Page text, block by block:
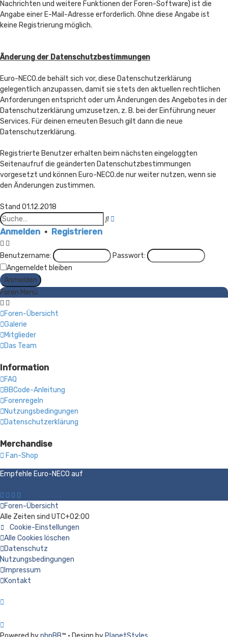
Nachrichten und weitere Funktionen der Foren-Software) ist die
Angabe einer E-Mail-Adresse erforderlich. Ohne diese Angabe ist
keine Registrierung möglich.
Änderung der Datenschutzbestimmungen
Euro-NECO.de behält sich vor, diese Datenschutzerklärung
gelegentlich anzupassen, damit sie stets den aktuellen rechtlichen
Anforderungen entspricht oder um Änderungen des Angebotes in der
Datenschutzerklärung umzusetzen, z. B. bei der Einführung neuer
Services. Für deinen erneuten Besuch gilt dann die neue
Datenschutzerklärung.
Registrierte Benutzer erhalten beim nächsten eingeloggten
Seitenaufruf die geänderten Datenschutzbestimmungen
vorgesetzt und können Euro-NECO.de nur weiter nutzen, wenn sie
den Änderungen zustimmen.
Stand 01.12.2018
Suche
Anmelden • Registrieren
Benutzername:
Passwort:
Angemeldet bleiben
Foren Menü
Foren-Übersicht
Galerie
Mitglieder
Das Team
Information
FAQ
BBCode-Anleitung
Forenregeln
Nutzungsbedingungen
Datenschutzerklärung
Merchandise
Fan-Shop
Empfehle Euro-NECO auf
Foren-Übersicht
Alle Zeiten sind UTC+02:00
Cookie-Einstellungen
Alle Cookies löschen
Datenschutz
Nutzungsbedingungen
Impressum
Kontakt